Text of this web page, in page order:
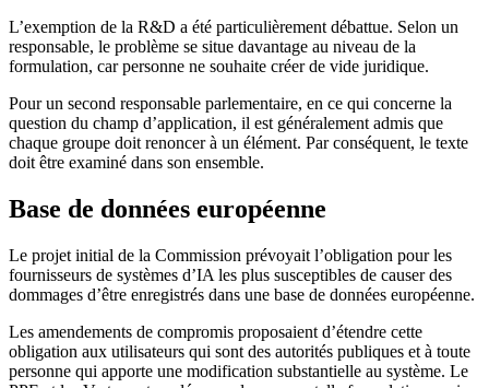
L’exemption de la R&D a été particulièrement débattue. Selon un
responsable, le problème se situe davantage au niveau de la
formulation, car personne ne souhaite créer de vide juridique.
Pour un second responsable parlementaire, en ce qui concerne la
question du champ d’application, il est généralement admis que
chaque groupe doit renoncer à un élément. Par conséquent, le texte
doit être examiné dans son ensemble.
Base de données européenne
Le projet initial de la Commission prévoyait l’obligation pour les
fournisseurs de systèmes d’IA les plus susceptibles de causer des
dommages d’être enregistrés dans une base de données européenne.
Les amendements de compromis proposaient d’étendre cette
obligation aux utilisateurs qui sont des autorités publiques et à toute
personne qui apporte une modification substantielle au système. Le